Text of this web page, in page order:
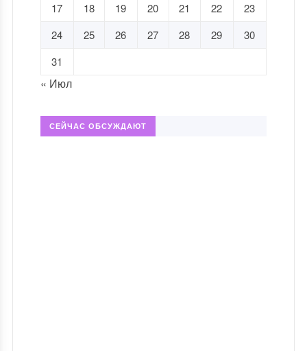
17
18 19 20 21 22
23
24
25 26 27 28 29
30
31
« Июл
СЕЙЧАС ОБСУЖДАЮТ